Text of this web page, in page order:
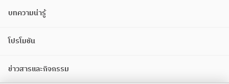
บทความน่ารู้
โปรโมชัน
ข่าวสารและกิจกรรม